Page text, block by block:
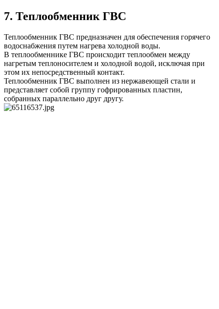
7. Теплообменник ГВС
Теплообменник ГВС предназначен для обеспечения горячего
водоснабжения путем нагрева холодной воды.
В теплообменнике ГВС происходит теплообмен между
нагретым теплоносителем и холодной водой, исключая при
этом их непосредственный контакт.
Теплообменник ГВС выполнен из нержавеющей стали и
представляет собой группу гофрированных пластин,
собранных параллельно друг другу.